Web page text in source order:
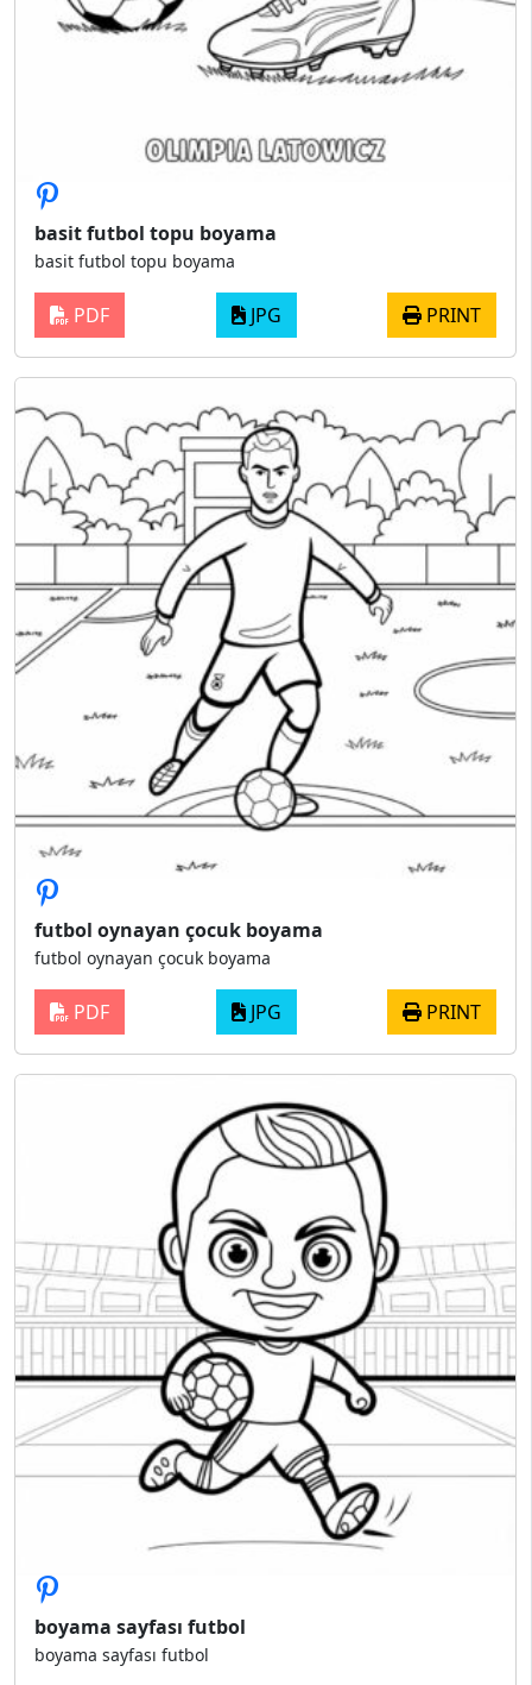
basit futbol topu boyama
basit futbol topu boyama
PDF JPG PRINT
futbol oynayan çocuk boyama
futbol oynayan çocuk boyama
PDF JPG PRINT
boyama sayfası futbol
boyama sayfası futbol